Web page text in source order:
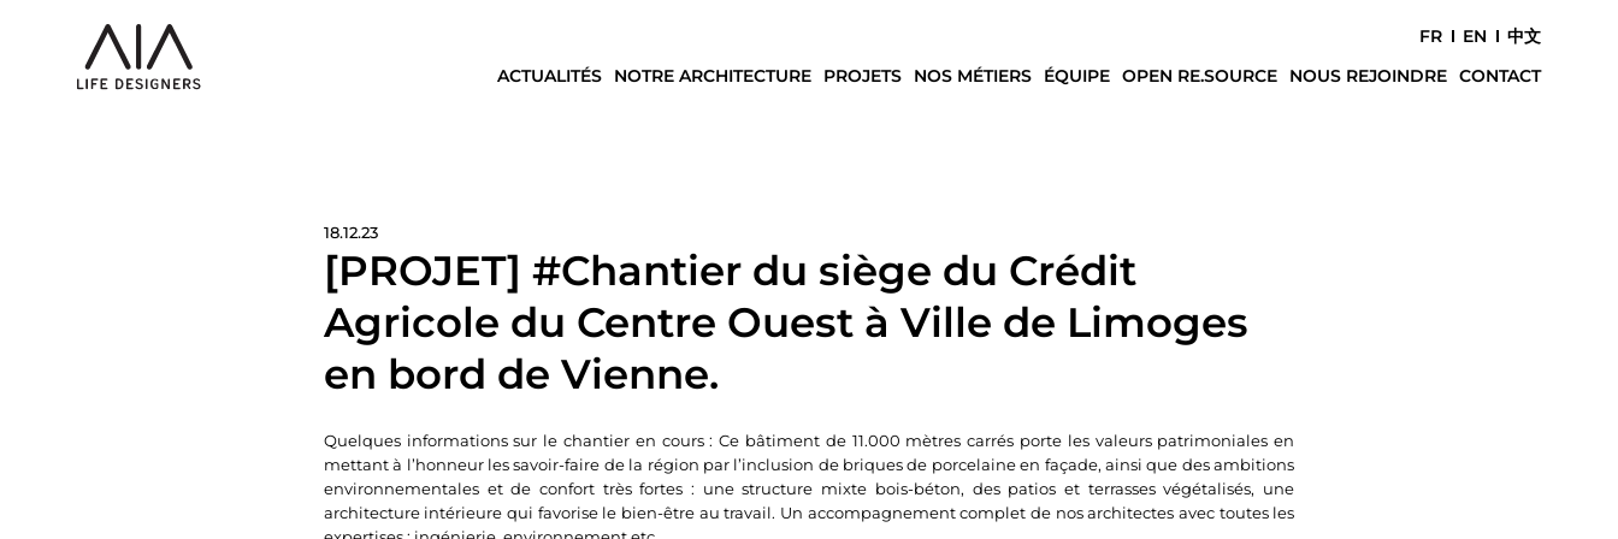
FR EN
中文
ACTUALITÉS
NOTRE ARCHITECTURE PROJETS NOS MÉTIERS ÉQUIPE OPEN RE.SOURCE NOUS REJOINDRE CONTACT
18.12.23
[PROJET] #Chantier du siège du Crédit
Agricole du Centre Ouest à Ville de Limoges
en bord de Vienne.
Quelques informations sur le chantier en cours : Ce bâtiment de 11.000 mètres carrés porte les valeurs patrimoniales en
mettant à l’honneur les savoir-faire de la région par l’inclusion de briques de porcelaine en façade, ainsi que des ambitions
environnementales et de confort très fortes : une structure mixte bois-béton, des patios et terrasses végétalisés, une
architecture intérieure qui favorise le bien-être au travail. Un accompagnement complet de nos architectes avec toutes les